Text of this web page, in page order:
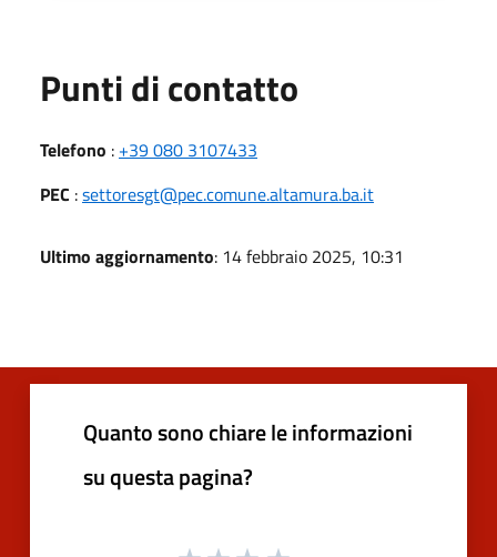
Punti di contatto
Telefono : +39 080 3107433
PEC :settoresgt@pec.comune.altamura.ba.it
Ultimo aggiornamento: 14 febbraio 2025, 10:31
Quanto sono chiare le informazioni
su questa pagina?